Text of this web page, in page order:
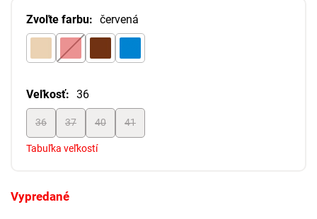
Zvoľte farbu: červená
Veľkosť: 36
36 37 40 41
Tabuľka veľkostí
Vypredané